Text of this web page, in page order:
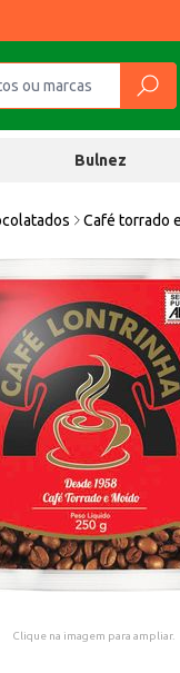
Bulnez
Café torrado
Clique na imagem para ampliar.